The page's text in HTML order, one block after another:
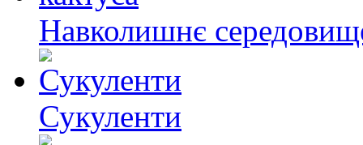
Навколишнє
Сукуленти